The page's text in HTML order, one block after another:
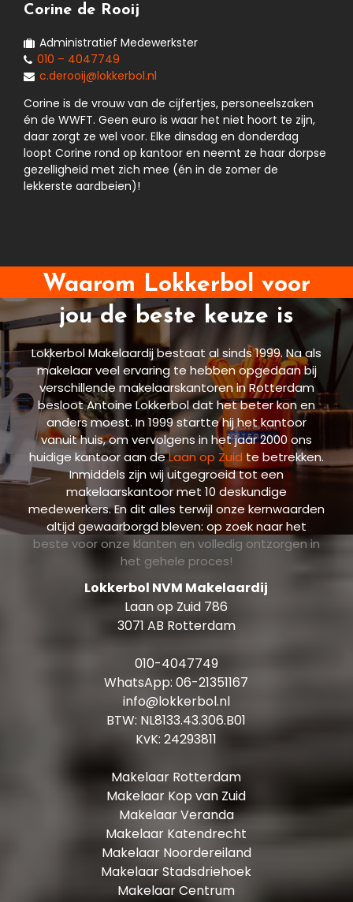
Corine de Rooij
Administratief Medewerkster
010 – 4047749
c.derooij@lokkerbol.nl
Corine is de vrouw van de cijfertjes, personeelszaken
én de WWFT. Geen euro is waar het niet hoort te zijn,
daar zorgt ze wel voor. Elke dinsdag en donderdag
loopt Corine rond op kantoor en neemt ze haar dorpse
gezelligheid met zich mee (én in de zomer de
lekkerste aardbeien)!
Waarom Lokkerbol voor
jou de beste keuze is
Lokkerbol Makelaardij bestaat al sinds 1999. Na als
makelaar veel ervaring te hebben opgedaan bij
verschillende makelaarskantoren in Rotterdam
besloot Antoine Lokkerbol dat het beter kon en
anders moest. In 1999 startte hij het kantoor
vanuit huis, om vervolgens in het jaar 2000 ons
huidige kantoor aan deLaan op Zuid te betrekken.
Inmiddels zijn wij uitgegroeid tot een
makelaarskantoor met 10 deskundige
medewerkers. En dit alles terwijl onze kernwaarden
altijd gewaarborgd bleven: op zoek naar het
beste voor onze klanten en volledig ontzorgen in
het gehele proces!
Lokkerbol NVM Makelaardij
Laan op Zuid 786
3071 AB Rotterdam
010-4047749
WhatsApp:06-21351167
info@lokkerbol.nl
BTW: NL8133.43.306.B01
KvK: 24293811
Makelaar Rotterdam
Makelaar Kop van Zuid
Makelaar Veranda
Makelaar Katendrecht
Makelaar Noordereiland
Makelaar Stadsdriehoek
Makelaar Centrum